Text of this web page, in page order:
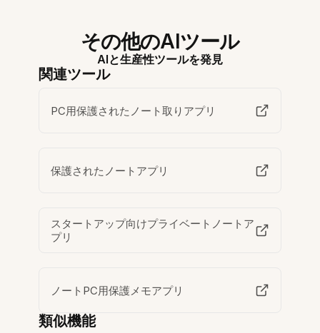
その他のAIツール
AIと生産性ツールを発見
関連ツール
PC用保護されたノート取りアプリ
保護されたノートアプリ
スタートアップ向けプライベートノートア
プリ
ノートPC用保護メモアプリ
類似機能